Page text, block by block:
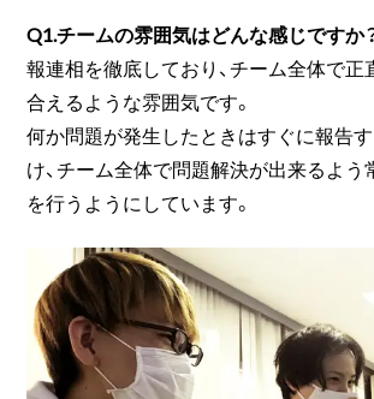
Q1.チームの雰囲気はどんな感じですか
報連相を徹底しており、チーム全体で正
合えるような雰囲気です。
何か問題が発生したときはすぐに報告
け、チーム全体で問題解決が出来るよ
を行うようにしています。